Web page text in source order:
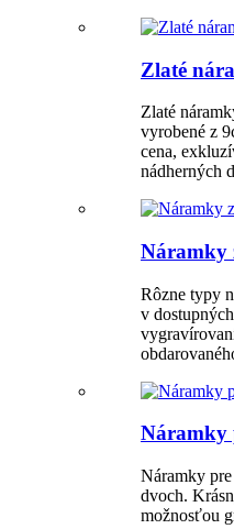
Zlaté
Zlaté
vyrobené z
cena,
nádherných
Náramky
Rôzne typy
v
Náramky
Náramky
dvoch.
možnosťou